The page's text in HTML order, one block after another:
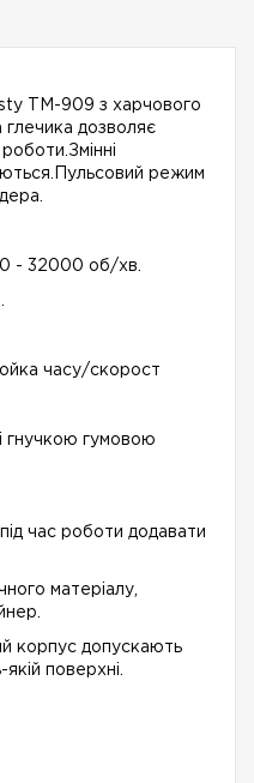
TM-909 з харчового
дозволяє
режим
- 32000 об/хв.
часу/скорост
гнучкою гумовою
час роботи додавати
матеріалу,
корпус допускають
поверхні.